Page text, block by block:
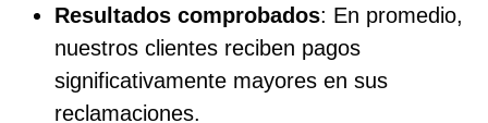
Resultados comprobados: En promedio,
nuestros clientes reciben pagos
significativamente mayores en sus
reclamaciones.